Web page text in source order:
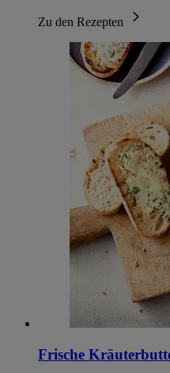
Zu den Rezepten
Frische